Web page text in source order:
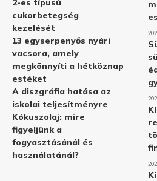
2-es típusú
cukorbetegség
kezelését
13 egyserpenyős nyári
vacsora, amely
megkönnyíti a hétköznap
estéket
A diszgráfia hatása az
iskolai teljesítményre
Kókuszolaj: mire
figyeljünk a
fogyasztásánál és
használatánál?